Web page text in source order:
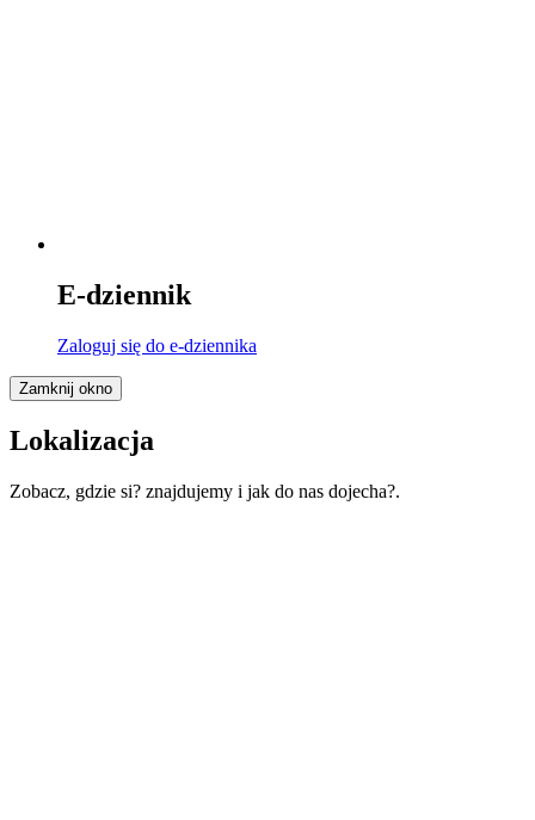
E-dziennik
Zaloguj się do e-dziennika
Zamknij okno
Lokalizacja
Zobacz, gdzie si? znajdujemy i jak do nas dojecha?.